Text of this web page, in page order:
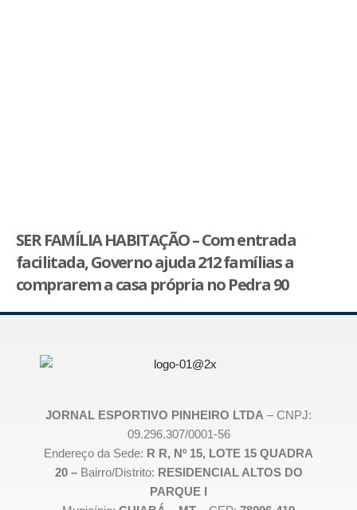
SER FAMÍLIA HABITAÇÃO – Com entrada
facilitada, Governo ajuda 212 famílias a
comprarem a casa própria no Pedra 90
JORNAL ESPORTIVO PINHEIRO LTDA – CNPJ:
09.296.307/0001-56
Endereço da Sede: R R, Nº 15, LOTE 15 QUADRA
20 – Bairro/Distrito: RESIDENCIAL ALTOS DO
PARQUE I